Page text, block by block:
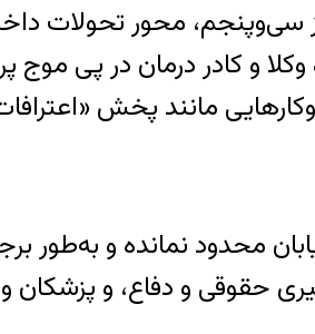
سی‌وپنجم، محور تحولات
و کادر درمان در پی
مانند پخش
محدود نمانده و به‌طور
حقوقی و دفاع، و پزشکان